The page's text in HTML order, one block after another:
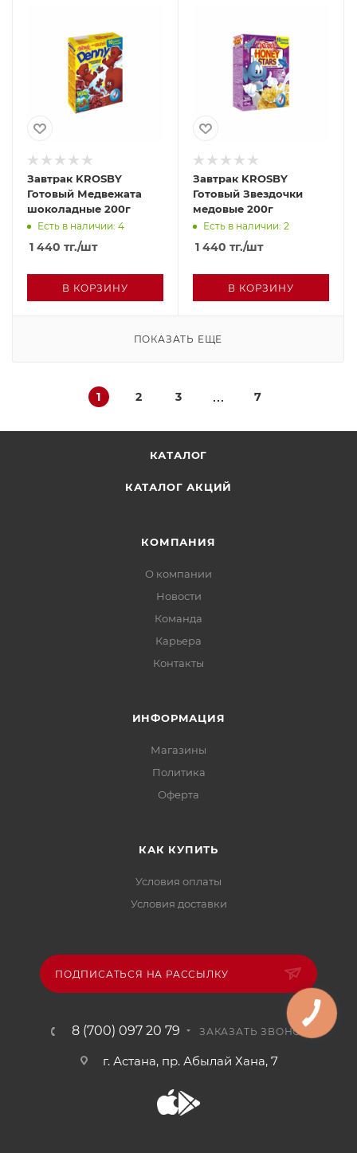
Завтрак KROSBY
Готовый Медвежата
шоколадные 200г
Есть в наличии: 4
1 440 тг./шт
В КОРЗИНУ
Завтрак KROSBY
Готовый Звездочки
медовые 200г
Есть в наличии: 2
1 440 тг./шт
В КОРЗИНУ
ПОКАЗАТЬ ЕЩЕ
1 2 3 7
КАТАЛОГ
КАТАЛОГ АКЦИЙ
КОМПАНИЯ
О компании
Новости
Команда
Карьера
Контакты
ИНФОРМАЦИЯ
Магазины
Политика
Офертa
КАК КУПИТЬ
Условия оплаты
Условия доставки
ПОДПИСАТЬСЯ НА РАССЫЛКУ
8 (700) 097 20 79 ЗАКАЗАТЬ ЗВОНОК
г. Астана, пр. Абылай Хана, 7